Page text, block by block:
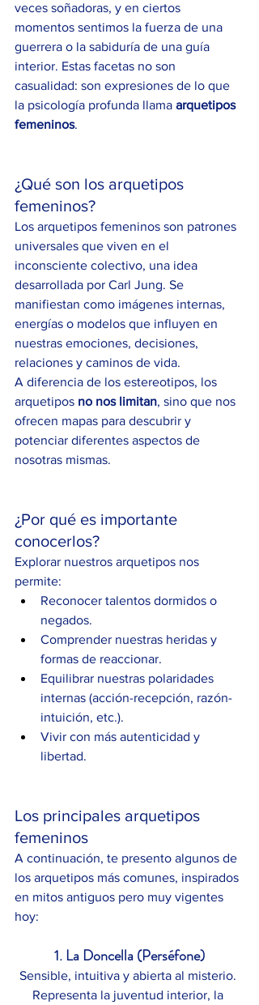
veces soñadoras, y en ciertos
momentos sentimos la fuerza de una
guerrera o la sabiduría de una guía
interior. Estas facetas no son
casualidad: son expresiones de lo que
la psicología profunda llama arquetipos
femeninos.
¿Qué son los arquetipos
femeninos?
Los arquetipos femeninos son patrones
universales que viven en el
inconsciente colectivo, una idea
desarrollada por Carl Jung. Se
manifiestan como imágenes internas,
energías o modelos que influyen en
nuestras emociones, decisiones,
relaciones y caminos de vida.
A diferencia de los estereotipos, los
arquetipos no nos limitan, sino que nos
ofrecen mapas para descubrir y
potenciar diferentes aspectos de
nosotras mismas.
¿Por qué es importante
conocerlos?
Explorar nuestros arquetipos nos
permite:
Reconocer talentos dormidos o
negados.
Comprender nuestras heridas y
formas de reaccionar.
Equilibrar nuestras polaridades
internas (acción-recepción, razón-
intuición, etc.).
Vivir con más autenticidad y
libertad.
Los principales arquetipos
femeninos
A continuación, te presento algunos de
los arquetipos más comunes, inspirados
en mitos antiguos pero muy vigentes
hoy:
1. La Doncella (Perséfone)
Sensible, intuitiva y abierta al misterio.
Representa la juventud interior, la